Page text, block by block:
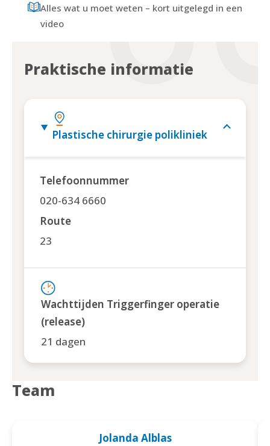
Alles wat u moet weten – kort uitgelegd in een
video
Praktische informatie
Plastische chirurgie polikliniek
Telefoonnummer
020-634 6660
Route
23
Wachttijden Triggerfinger operatie
(release)
21 dagen
Team
Jolanda Alblas